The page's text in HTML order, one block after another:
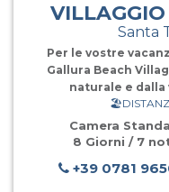
Santa
Per le vostre
Gallura Beach
naturale e
mediterranea. Il
spiaggia di sabbia
suo
Camera
8 Giorni / 7
+39 0781